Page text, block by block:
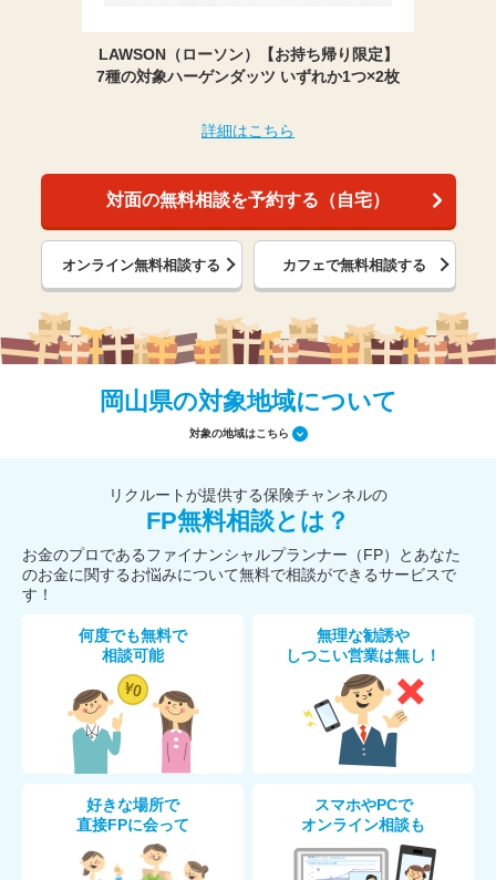
LAWSON（ローソン）【お持ち帰り限定】
7種の対象ハーゲンダッツ いずれか1つ×2枚
詳細はこちら
対面の無料相談を予約する（自宅）
オンライン無料相談する カフェで無料相談する
岡山県の対象地域について
対象の地域はこちら
リクルートが提供する保険チャンネルの
FP無料相談とは？
お金のプロであるファイナンシャルプランナー（FP）とあなた
のお金に関するお悩みについて無料で相談ができるサービスで
す！
何度でも無料で
相談可能
無理な勧誘や
しつこい営業は無し！
好きな場所で
直接FPに会って
スマホやPCで
オンライン相談も